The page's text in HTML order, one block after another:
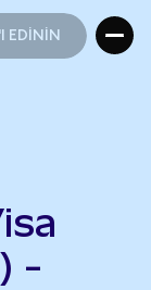
EDİNİN
-